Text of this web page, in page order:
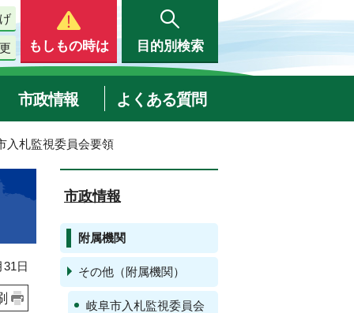
もしもの時は 目的別検索
市政情報 よくある質問
入札監視委員会要領
日
市政情報
附属機関
その他（附属機関）
岐阜市入札監視委員会